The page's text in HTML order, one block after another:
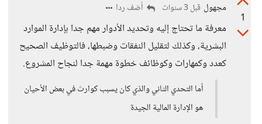
1
مجهول قبل 3 سنوات أضف ردا
معرفة ما تحتاج إليه وتحديد الأدوار مهم جدا بإدارة الموارد
البشرية، وكذلك لتقليل النفقات وضبطها، فالتوظيف الصحيح
كعدد وكمهارات وكوظائف خطوة مهمة جدا لنجاح المشروع.
أما التحدي الثاني والذي كان يسبب كوارث في بعض الأحيان
هو الإدارة المالية الجيدة